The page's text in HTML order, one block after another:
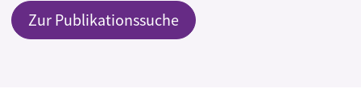
Zur Publikationssuche